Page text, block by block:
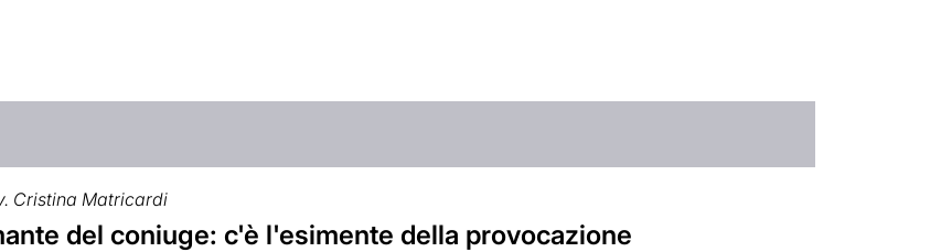
Cristina Matricardi
del coniuge: c'è l'esimente della provocazione